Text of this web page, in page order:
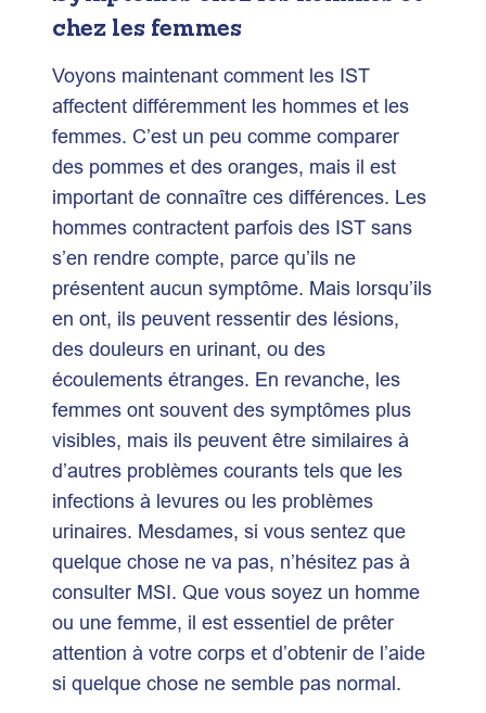
chez les femmes
Voyons maintenant comment les IST
affectent différemment les hommes et les
femmes. C’est un peu comme comparer
des pommes et des oranges, mais il est
important de connaître ces différences. Les
hommes contractent parfois des IST sans
s’en rendre compte, parce qu’ils ne
présentent aucun symptôme. Mais lorsqu’ils
en ont, ils peuvent ressentir des lésions,
des douleurs en urinant, ou des
écoulements étranges. En revanche, les
femmes ont souvent des symptômes plus
visibles, mais ils peuvent être similaires à
d’autres problèmes courants tels que les
infections à levures ou les problèmes
urinaires. Mesdames, si vous sentez que
quelque chose ne va pas, n’hésitez pas à
consulter MSI. Que vous soyez un homme
ou une femme, il est essentiel de prêter
attention à votre corps et d’obtenir de l’aide
si quelque chose ne semble pas normal.